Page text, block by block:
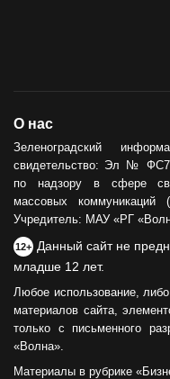
Сила тыла
30.05.2024
О нас
Зеленоградский
свидетельство: Эл №
по надзору в сфере
массовых
Учредитель: МАУ «РГ
12+ Данный сайт не
младше 12 лет.
Любое использование,
материалов сайта,
только с письменного
«Волна».
Материалы в рубрике